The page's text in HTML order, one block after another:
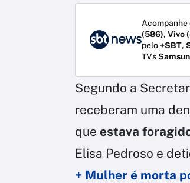
Acompanhe
(586), Vivo
pelo+SBT,
TVs
Segundo a
receberam uma
que estava
Elisa Pedroso e
+ Mulher é morta